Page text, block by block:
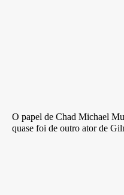
O papel de Chad Michael
quase foi de outro ator de